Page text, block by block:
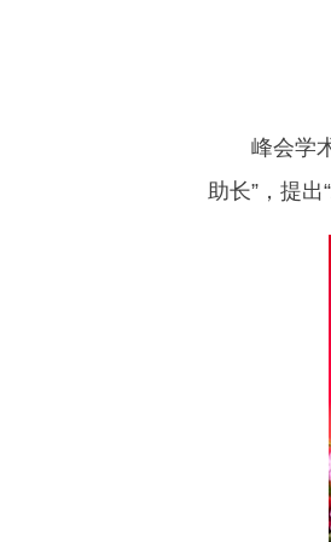
峰会学术
助长”，提